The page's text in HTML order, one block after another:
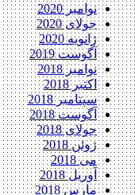
نوامبر 2020
جولای 2020
ژانویه 2020
آگوست 2019
نوامبر 2018
اکتبر 2018
سپتامبر 2018
آگوست 2018
جولای 2018
ژوئن 2018
می 2018
آوریل 2018
مارس 2018